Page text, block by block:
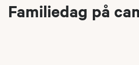
Familiedag på